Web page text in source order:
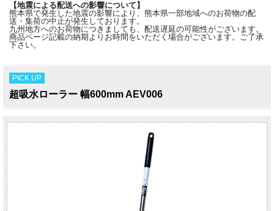
【地震による配送への影響について】
熊本県で発生した地震の影響により、熊本県一部地域へのお荷物の配
送・集荷の中止が発生しております。
九州地方へのお荷物につきましても、配送遅延の可能性がございます。
商品ページ記載の納期よりお時間をいただく場合がございます。ご了承
下さい。
PICK UP
超吸水ローラー 幅600mm AEV006